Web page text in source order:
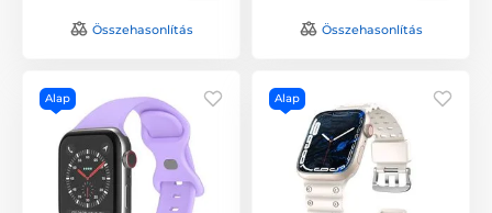
Összehasonlítás Összehasonlítás
Alap Alap